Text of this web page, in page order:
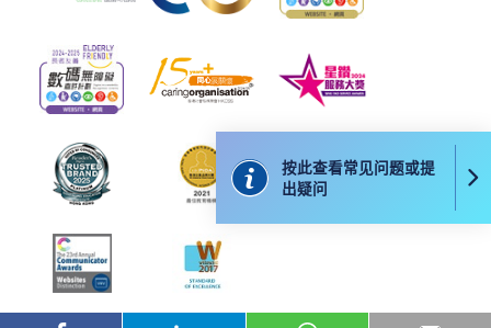
按此查看常见问题或提
出疑问
折